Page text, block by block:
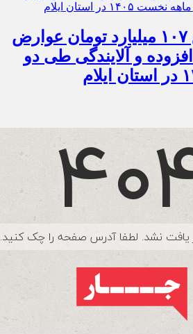
اینفوگرافی توزیع ۱۰۷ میلیارد تومان عوارض
و آلایندگی طی دو